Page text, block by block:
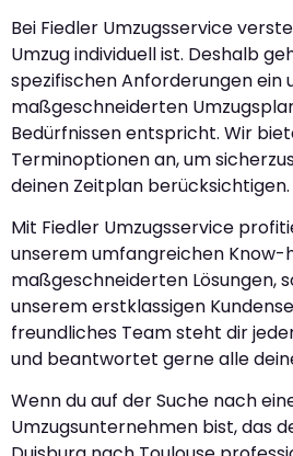
Bei Fiedler Umzugsservice
Umzug individuell ist. Deshalb
spezifischen Anforderungen ein
maßgeschneiderten
Bedürfnissen entspricht. Wir
Terminoptionen an, um
deinen Zeitplan berücksichtigen.
Mit Fiedler Umzugsservice
unserem umfangreichen Know-
maßgeschneiderten Lösungen,
unserem erstklassigen
freundliches Team steht dir
und beantwortet gerne alle
Wenn du auf der Suche nach
Umzugsunternehmen bist, das